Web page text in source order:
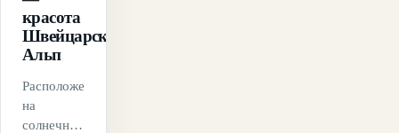
красота
Швейцарских
Альп
Расположенный
на
солнечной